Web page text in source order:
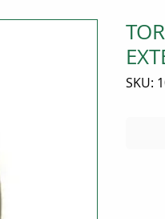
SKU: